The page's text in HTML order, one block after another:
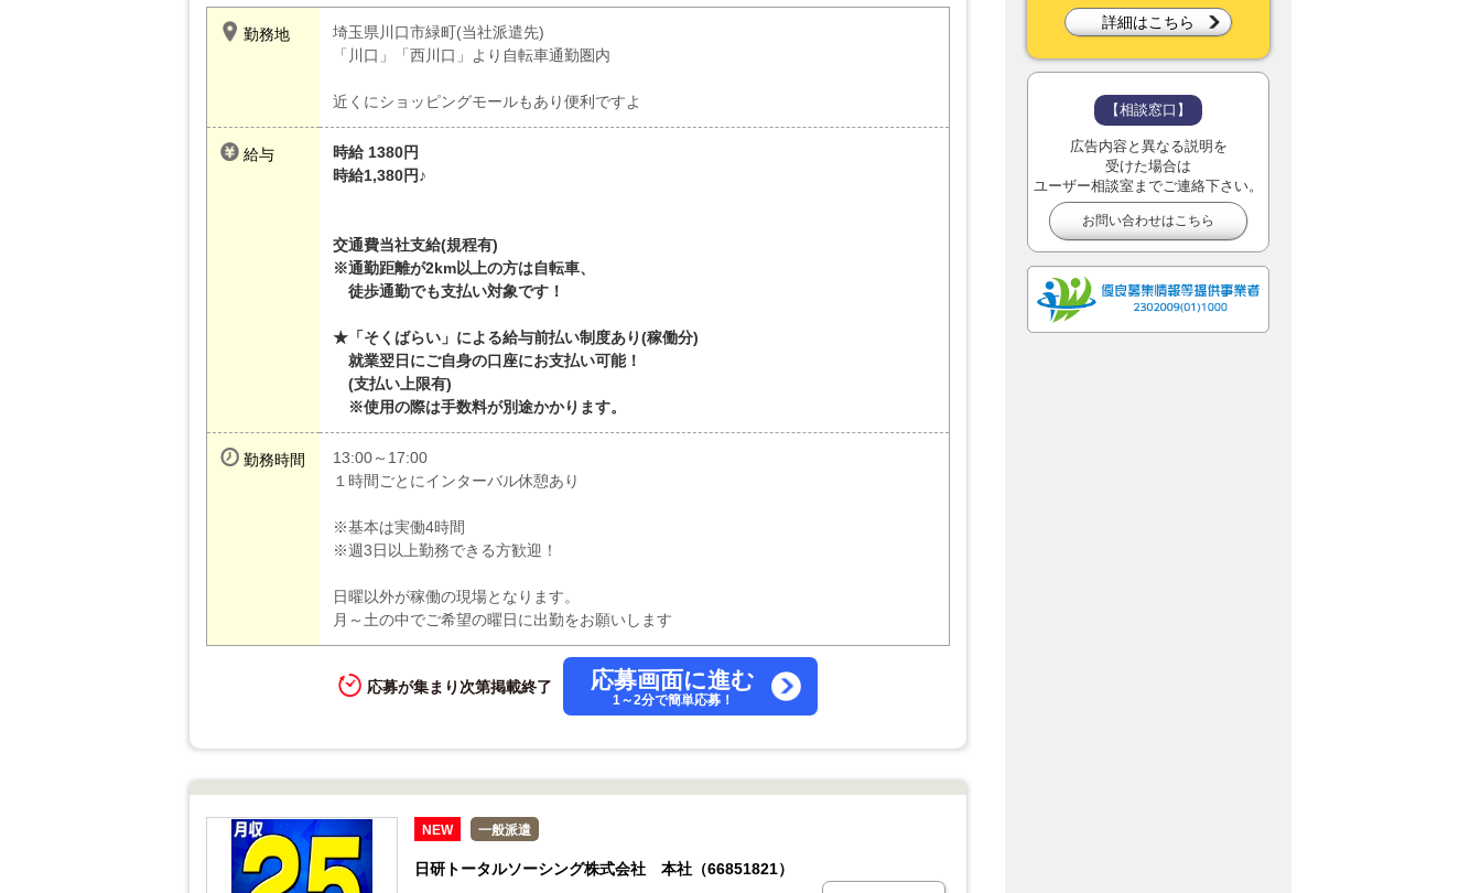
勤務地
埼玉県川口市緑町(当社派遣先)
「川口」「西川口」より自転車通勤圏内
近くにショッピングモールもあり便利ですよ
給与
時給 1380円
時給1,380円♪
交通費当社支給(規程有)
※通勤距離が2km以上の方は自転車、
徒歩通勤でも支払い対象です！
★「そくばらい」による給与前払い制度あり(稼働分)
就業翌日にご自身の口座にお支払い可能！
(支払い上限有)
※使用の際は手数料が別途かかります。
勤務時間
13:00～17:00
１時間ごとにインターバル休憩あり
※基本は実働4時間
※週3日以上勤務できる方歓迎！
日曜以外が稼働の現場となります。
月～土の中でご希望の曜日に出勤をお願いします
応募が集まり次第掲載終了 応募画面に進む
1～2分で簡単応募！
NEW 一般派遣
日研トータルソーシング株式会社 本社（66851821）
詳細はこちら
【相談窓口】
広告内容と異なる説明を
受けた場合は
ユーザー相談室までご連絡下さい。
お問い合わせはこちら